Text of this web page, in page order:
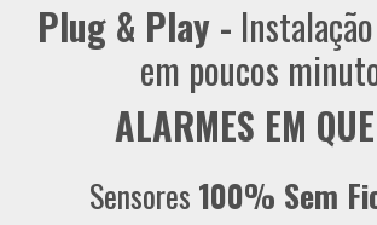
Plug & Play -
em poucos
ALARMES EM
Sensores 100% Sem